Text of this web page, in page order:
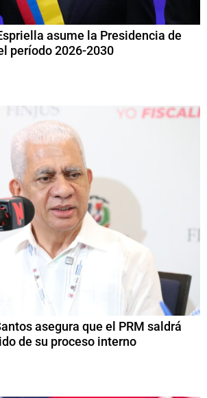
asume la Presidencia de
período 2026-2030
asegura que el PRM saldrá
de su proceso interno